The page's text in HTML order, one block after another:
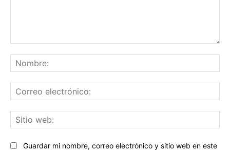
Guardar mi nombre, correo electrónico y sitio web en este